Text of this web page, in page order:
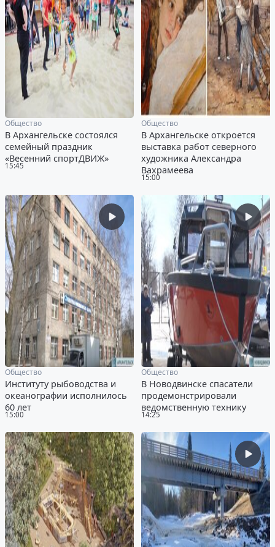
15:45
Общество
В Архангельске состоялся
семейный праздник
«Весенний спортДВИЖ»
15:00
Общество
В Архангельске откроется
выставка работ северного
художника Александра
Вахрамеева
15:00
Общество
Институту рыбоводства и
океанографии исполнилось
60 лет
14:25
Общество
В Новодвинске спасатели
продемонстрировали
ведомственную технику